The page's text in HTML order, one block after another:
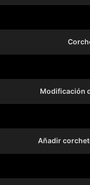
Modificación
Añadir